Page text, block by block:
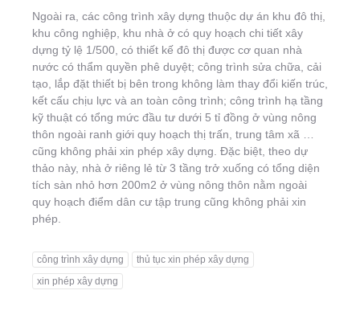
Ngoài ra, các công trình xây dựng thuộc dự án khu đô thị,
khu công nghiệp, khu nhà ở có quy hoạch chi tiết xây
dựng tỷ lệ 1/500, có thiết kế đô thị được cơ quan nhà
nước có thẩm quyền phê duyệt; công trình sửa chữa, cải
tạo, lắp đặt thiết bị bên trong không làm thay đổi kiến trúc,
kết cấu chịu lực và an toàn công trình; công trình hạ tầng
kỹ thuật có tổng mức đầu tư dưới 5 tỉ đồng ở vùng nông
thôn ngoài ranh giới quy hoạch thị trấn, trung tâm xã …
cũng không phải xin phép xây dựng. Đặc biệt, theo dự
thảo này, nhà ở riêng lẻ từ 3 tầng trở xuống có tổng diện
tích sàn nhỏ hơn 200m2 ở vùng nông thôn nằm ngoài
quy hoạch điểm dân cư tập trung cũng không phải xin
phép.
công trình xây dựng
thủ tục xin phép xây dựng
xin phép xây dựng